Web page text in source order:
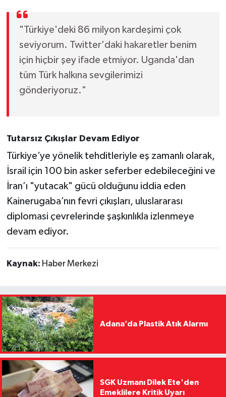
"Türkiye'deki 86 milyon kardeşimi çok
seviyorum. Twitter'daki hakaretler benim
için hiçbir şey ifade etmiyor. Uganda'dan
tüm Türk halkına sevgilerimizi
gönderiyoruz."
Tutarsız Çıkışlar Devam Ediyor
Türkiye’ye yönelik tehditleriyle eş zamanlı olarak,
İsrail için 100 bin asker seferber edebileceğini ve
İran’ı "yutacak" gücü olduğunu iddia eden
Kainerugaba’nın fevri çıkışları, uluslararası
diplomasi çevrelerinde şaşkınlıkla izlenmeye
devam ediyor.
Kaynak: Haber Merkezi
Adana’da Plastik Atık Alarmı
SGK Uzmanı Dilek Ete'den
Emeklilere Kritik Uyarı